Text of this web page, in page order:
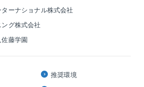
ーナショナル株式会社
グ株式会社
藤学園
推奨環境